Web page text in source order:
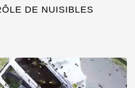
DE NUISIBLES